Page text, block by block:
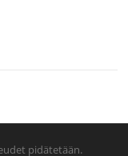
pidätetään.